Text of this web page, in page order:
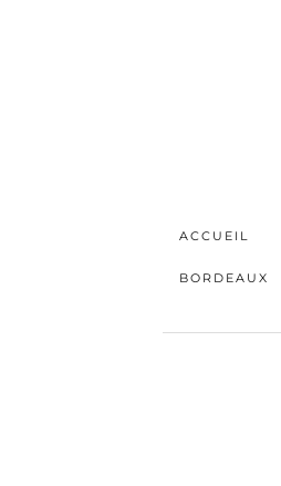
ACCUEIL
BORDEAUX